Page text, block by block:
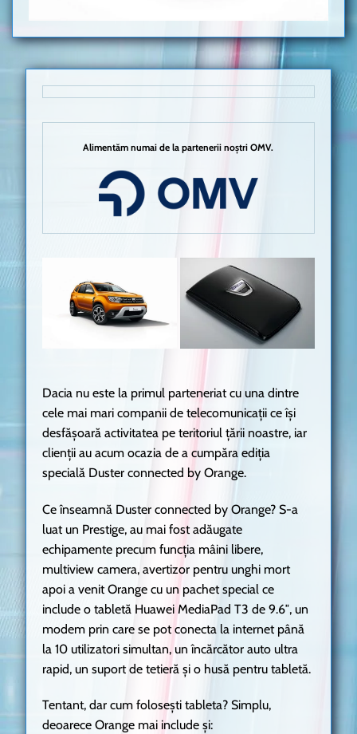
Alimentăm numai de la partenerii noștri OMV.
Dacia nu este la primul parteneriat cu una dintre
cele mai mari companii de telecomunicații ce își
desfășoară activitatea pe teritoriul țării noastre, iar
clienții au acum ocazia de a cumpăra ediția
specială Duster connected by Orange.
Ce înseamnă Duster connected by Orange? S-a
luat un Prestige, au mai fost adăugate
echipamente precum funcția mâini libere,
multiview camera, avertizor pentru unghi mort
apoi a venit Orange cu un pachet special ce
include o tabletă Huawei MediaPad T3 de 9.6″, un
modem prin care se pot conecta la internet până
la 10 utilizatori simultan, un încărcător auto ultra
rapid, un suport de tetieră și o husă pentru tabletă.
Tentant, dar cum folosești tableta? Simplu,
deoarece Orange mai include și: